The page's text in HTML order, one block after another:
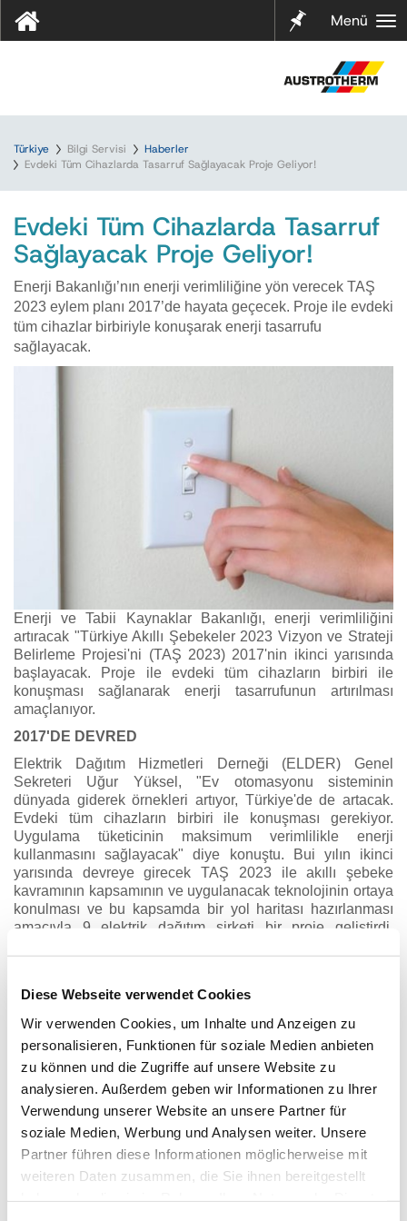
Diese Webseite verwendet Cookies
Wir verwenden Cookies, um Inhalte und Anzeigen zu
personalisieren, Funktionen für soziale Medien anbieten
zu können und die Zugriffe auf unsere Website zu
analysieren. Außerdem geben wir Informationen zu Ihrer
Verwendung unserer Website an unsere Partner für
soziale Medien, Werbung und Analysen weiter. Unsere
Partner führen diese Informationen möglicherweise mit
weiteren Daten zusammen, die Sie ihnen bereitgestellt
Notları
Menü
Türkiye Bilgi Servisi
Haberler
Evdeki Tüm Cihazlarda Tasarruf Sağlayacak Proje Geliyor!
Evdeki Tüm Cihazlarda Tasarruf
Sağlayacak Proje Geliyor!
Enerji Bakanlığı’nın enerji verimliliğine yön verecek TAŞ
2023 eylem planı 2017’de hayata geçecek. Proje ile evdeki
tüm cihazlar birbiriyle konuşarak enerji tasarrufu
sağlayacak.
Enerji ve Tabii Kaynaklar Bakanlığı, enerji verimliliğini
artıracak "Türkiye Akıllı Şebekeler 2023 Vizyon ve Strateji
Belirleme Projesi'ni (TAŞ 2023) 2017'nin ikinci yarısında
başlayacak. Proje ile evdeki tüm cihazların birbiri ile
konuşması sağlanarak enerji tasarrufunun artırılması
amaçlanıyor.
2017'DE DEVRED
Elektrik Dağıtım Hizmetleri Derneği (ELDER) Genel
Sekreteri Uğur Yüksel, "Ev otomasyonu sisteminin
dünyada giderek örnekleri artıyor, Türkiye'de de artacak.
Evdeki tüm cihazların birbiri ile konuşması gerekiyor.
Uygulama tüketicinin maksimum verimlilikle enerji
kullanmasını sağlayacak" diye konuştu. Bui yılın ikinci
yarısında devreye girecek TAŞ 2023 ile akıllı şebeke
kavramının kapsamının ve uygulanacak teknolojinin ortaya
konulması ve bu kapsamda bir yol haritası hazırlanması
amacıyla 9 elektrik dağıtım şirketi bir proje geliştirdi.
tüketicinin maksimum verimlilikle enerji kullanmasını
sağlayacak. Enerji Bakanlığı da bununla ilgili plan
hazırlıyor" dedi. Yüksel, 38 milyon elektrik abonesinin akıllı
sayaca geçirilmesinin Türkiye'ye maliyetinin ise 6-7 milyar
euro olabileceğini kaydetti.
MÜŞTERİ ODAKLI
Yüksel, enerjide müşteri memnuniyeti odaklı yeni döneme
ilişkin ise "Enerji ve Tabii Kaynaklar Bakanı Berat Albayrak
elektrik sektörü için bir numaralı önceliğin tüketici
memnuniyeti olduğunu belirledi. Bu nedenle 5 ilde daha
çağrı merkezi açılacağını ve toplam 2 bin 28 kişilik istihdam